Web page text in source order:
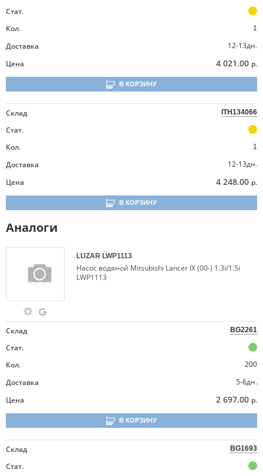
Стат.
Кол.
1
Доставка
12-13дн.
Цена
4 021.00 р.
В КОРЗИНУ
Склад ITH134066
Стат.
Кол.
1
Доставка
12-13дн.
Цена
4 248.00 р.
В КОРЗИНУ
Аналоги
LUZAR LWP1113
Насос водяной Mitsubishi Lancer IX (00-) 1.3i/1.5i
LWP1113
Склад BG2261
Стат.
Кол.
200
Доставка
5-6дн.
Цена
2 697.00 р.
В КОРЗИНУ
Склад BG1693
Стат.